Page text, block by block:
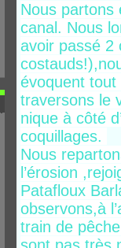
Nous partons
canal. Nous
avoir passé 2
évoquent tout
traversons le
nique à côté
coquillages.
Nous
l’érosion
Patafloux
observons,à
train de